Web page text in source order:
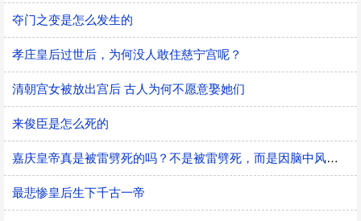
夺门之变是怎么发生的
孝庄皇后过世后，为何没人敢住慈宁宫呢？
清朝宫女被放出宫后 古人为何不愿意娶她们
来俊臣是怎么死的
嘉庆皇帝真是被雷劈死的吗？不是被雷劈死，而是因脑中风而猝死
最悲惨皇后生下千古一帝